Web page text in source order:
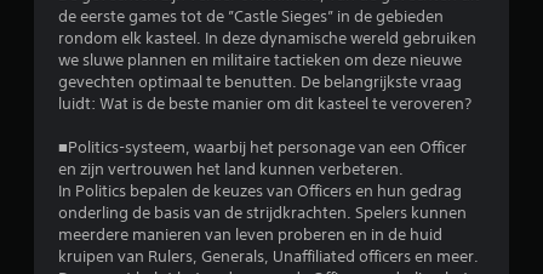
i
n
g
3
.
7
de eerste games tot de ”Castle Sieges” in de gebieden
rondom elk kasteel. In deze dynamische wereld gebruiken
we sluwe plannen en militaire tactieken om deze nieuwe
gevechten optimaal te benutten. De belangrijkste vraag
luidt: Wat is de beste manier om dit kasteel te veroveren?
■Politics-systeem, waarbij het personage van een Officer
en zijn vertrouwen het land kunnen verbeteren.
In Politics bepalen de keuzes van Officers en hun gedrag
onderling de basis van de strijdkrachten. Spelers kunnen
meerdere manieren van leven proberen en in de huid
kruipen van Rulers, Generals, Unaffiliated officers en meer.